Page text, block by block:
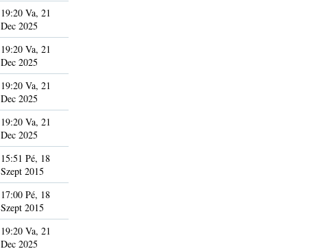
19:20 Va, 21
Dec 2025
19:20 Va, 21
Dec 2025
19:20 Va, 21
Dec 2025
19:20 Va, 21
Dec 2025
15:51 Pé, 18
Szept 2015
17:00 Pé, 18
Szept 2015
19:20 Va, 21
Dec 2025